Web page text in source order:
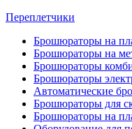
Переплетчики
Брошюраторы на
Брошюраторы на
Брошюраторы
Брошюраторы
Автоматические
Брошюраторы для
Брошюраторы на